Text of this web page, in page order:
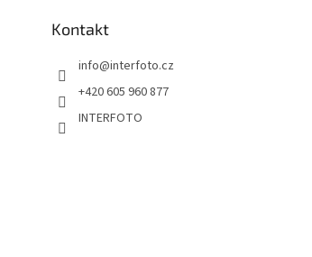
Kontakt
info@interfoto.cz
+420 605 960 877
INTERFOTO